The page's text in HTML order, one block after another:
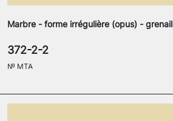
Marbre - forme irrégulière (opus) -
372-2-2
№ MTA